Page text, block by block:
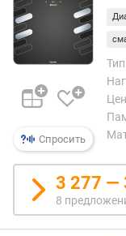
Спросить
3 277 —
8